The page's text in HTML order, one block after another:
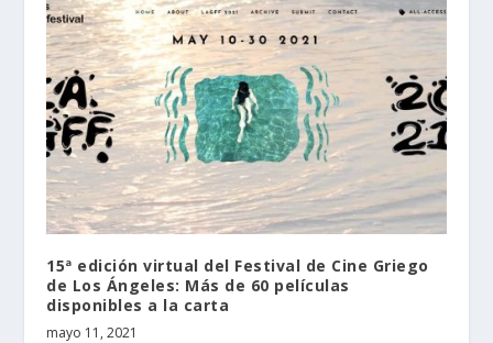
15ª edición virtual del Festival de Cine Griego
de Los Ángeles: Más de 60 películas
disponibles a la carta
mayo 11, 2021